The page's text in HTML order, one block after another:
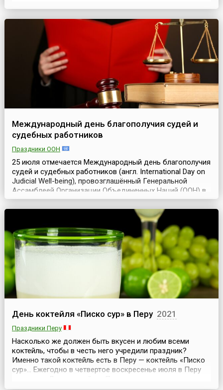
торговли отмечали свой профессиональный праздник
вместе с работниками сферы бытового обслуживания и
работниками ЖКХ. Праздник так и назывался — День ...
Международный день благополучия судей и
судебных работников
Праздники ООН
25 июля отмечается Международный день благополучия
судей и судебных работников (англ. International Day on
Judicial Well-being), провозглашённый Генеральной
Ассамблеей Организации Объединенных Наций (ООН) в
2025 году. Его цель – привлечь внимание к важности
физического, психического и эмоционального здоровья
судей как основы устойчивой и справедливой судебной
системы.История дня берёт начало в...
День коктейля «Писко сур» в Перу 2021
Праздники Перу
Насколько же должен быть вкусен и любим всеми
коктейль, чтобы в честь него учредили праздник?
Именно такой коктейль есть в Перу — коктейль «Писко
сур»... Ежегодно в четвертое воскресенье июля в Перу